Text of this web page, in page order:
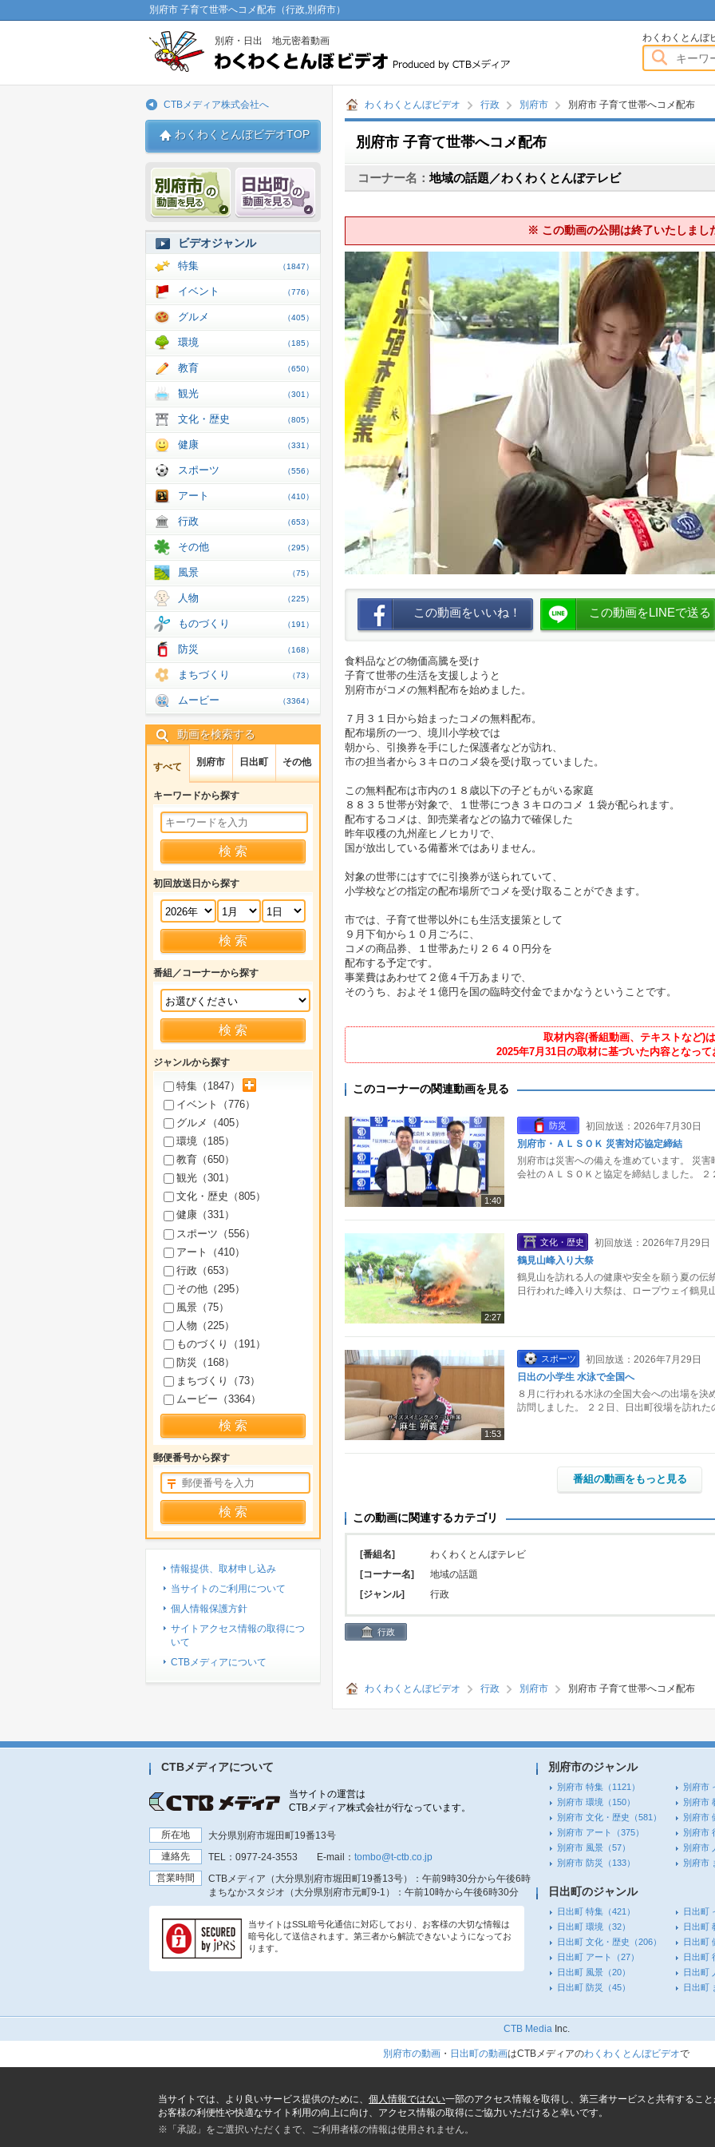
別府市 子育て世帯へコメ配布（行政,別府市）
別府・日出 地元密着動画 わくわくとんぼビデオわくわくとんぼ
わくわくとんぼビデオ 行政 別府市 別府市 子育て世帯へコメ配布
別府市 子育て世帯へコメ配布
コーナー名：地域の話題／わくわくとんぼテレビ
※ この動画の公開は終了いたしまし
この動画をいいね！ この動画をLINEで送る
食料品などの物価高騰を受け
子育て世帯の生活を支援しようと
別府市がコメの無料配布を始めました。
７月３１日から始まったコメの無料配布。
配布場所の一つ、境川小学校では
朝から、引換券を手にした保護者などが訪れ、
市の担当者から３キロのコメ袋を受け取っていました。
この無料配布は市内の１８歳以下の子どもがいる家庭
８８３５世帯が対象で、１世帯につき３キロのコメ １袋が配られます。
配布するコメは、卸売業者などの協力で確保した
昨年収穫の九州産ヒノヒカリで、
国が放出している備蓄米ではありません。
対象の世帯にはすでに引換券が送られていて、
小学校などの指定の配布場所でコメを受け取ることができます。
市では、子育て世帯以外にも生活支援策として
９月下旬から１０月ごろに、
コメの商品券、１世帯あたり２６４０円分を
配布する予定です。
事業費はあわせて２億４千万あまりで、
そのうち、およそ１億円を国の臨時交付金でまかなうということです。
取材内容(番組動画、テキストなど)は
2025年7月31日の取材に基づいた内容となって
このコーナーの関連動画を見る
1:40
防災
初回放送：2026年7月30日
別府市・ＡＬＳＯＫ 災害対応協定締結
別府市は災害への備えを進めています。 災
会社のＡＬＳＯＫと協定を締結しました。
2:27
文化・歴史
初回放送：2026年7月29日
鶴見山峰入り大祭
鶴見山を訪れる人の健康や安全を願う夏の伝
日行われた峰入り大祭は、ロープウェイ鶴
1:53
スポーツ
初回放送：2026年7月29日
日出の小学生 水泳で全国へ
８月に行われる水泳の全国大会への出場を
訪問しました。 ２２日、日出町役場を訪れ
番組の動画をもっと見る
この動画に関連するカテゴリ
[番組名]
わくわくとんぼテレビ
[コーナー名]
地域の話題
[ジャンル]
行政
行政
わくわくとんぼビデオ 行政 別府市 別府市 子育て世帯へコメ配布
CTBメディア株式会社へ
わくわくとんぼビデオTOP
別府市 動画 日出 動画
ビデオジャンル
特集 （1847）
イベント （776）
グルメ （405）
環境 （185）
教育 （650）
観光 （301）
文化・歴史 （805）
健康 （331）
スポーツ （556）
アート （410）
行政 （653）
その他 （295）
風景 （75）
人物 （225）
ものづくり （191）
防災 （168）
まちづくり （73）
ムービー （3364）
動画を検索する
すべて 別府市 日出町 その他
キーワードから探す
初回放送日から探す
番組／コーナーから探す
ジャンルから探す
特集（ 1847）
イベント（776）
グルメ（405）
環境（ 185）
教育（650）
観光（301）
文化・歴史（805）
健康（331）
スポーツ（556）
アート（410）
行政（653）
その他（ 295）
風景（75）
人物（ 225）
ものづくり（ 191 ）
防災（ 168）
まちづくり（73）
ムービー（3364）
郵便番号から探す
情報提供、取材申し込み
当サイトのご利用について
個人情報保護方針
サイトアクセス情報の取得につ
いて
CTBメディアについて
CTBメディアについて
当サイトの運営は
CTBメディア株式会社が行なっています。
所在地
大分県別府市堀田町19番13号
連絡先
TEL： 0977-24-3553 E-mail： tombo@t-ctb.co.jp
営業時間
CTBメディア（大分県別府市堀田町19番13号）
：午前9時30分から午後6時
まちなかスタジオ（大分県別府市元町9-1）
：午前10時から午後6時30分
当サイトはSSL暗号化通信に対応しており、お客様の大切な情報は
暗号化して送信されます。第三者から解読できないようになってお
ります。
別府市のジャンル
別府市 特集 （1121） 別府市
別府市 環境 （150） 別府市
別府市 文化・歴史 （581） 別府市
別府市 アート
（375） 別府市
別府市 風景 （57） 別府市
別府市 防災
（133） 別府市
日出町のジャンル
日出町 特集 （421） 日出町
日出町 環境 （32） 日出町
日出町 文化・歴史 （206） 日出町
日出町 アート
（27） 日出町
日出町 風景 （20） 日出町
日出町 防災
（45） 日出町
CTB MediaInc.
別府市の動画 ・ 日出町の動画はCTBメディアのわくわくとんぼビデオで
当サイトでは、より良いサービス提供のために、 個人情報ではない一部のアクセス情報を取得し、第三者サービスと共有すること
お客様の利便性や快適なサイト利用の向上に向け、アクセス情報の取得にご協力いただけると幸いです。
※「承認」をご選択いただくまで、ご利用者様の情報は使用されません。